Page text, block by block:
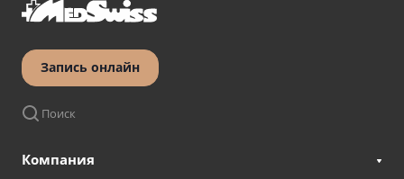
Запись онлайн
Поиск
Компания